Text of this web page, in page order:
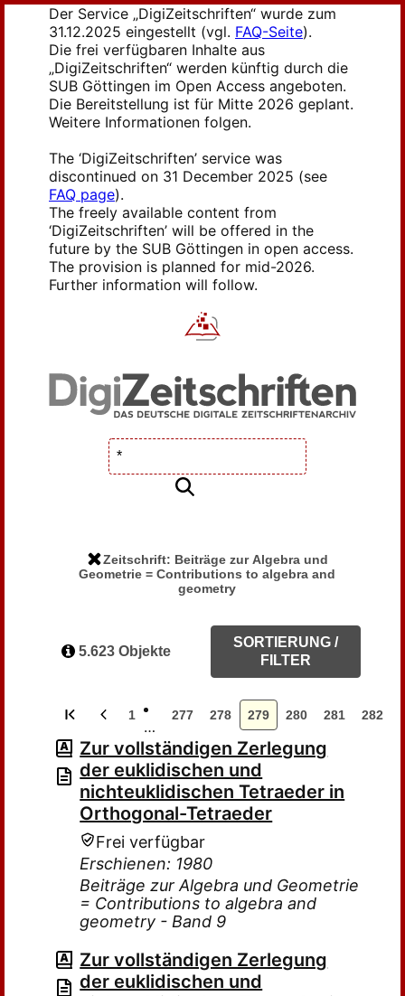
Der Service „DigiZeitschriften“ wurde zum
31.12.2025 eingestellt (vgl. FAQ-Seite).
Die frei verfügbaren Inhalte aus
„DigiZeitschriften“ werden künftig durch die
SUB Göttingen im Open Access angeboten.
Die Bereitstellung ist für Mitte 2026 geplant.
Weitere Informationen folgen.
The ‘DigiZeitschriften’ service was
discontinued on 31 December 2025 (see
FAQ page).
The freely available content from
‘DigiZeitschriften’ will be offered in the
future by the SUB Göttingen in open access.
The provision is planned for mid-2026.
Further information will follow.
Zeitschrift: Beiträge zur Algebra und
Geometrie = Contributions to algebra and
geometry
5.623 Objekte
SORTIERUNG /
FILTER
1
…
277 278 279 280 281 282
Zur vollständigen Zerlegung
der euklidischen und
nichteuklidischen Tetraeder in
Orthogonal-Tetraeder
Frei verfügbar
Erschienen: 1980
Beiträge zur Algebra und Geometrie
= Contributions to algebra and
geometry - Band 9
Zur vollständigen Zerlegung
der euklidischen und